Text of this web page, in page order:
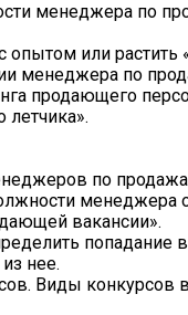
менеджера по
или растить
менеджера по
продающего
летчика».
по
менеджера
вакансии».
попадание
нее.
Виды конкурсов